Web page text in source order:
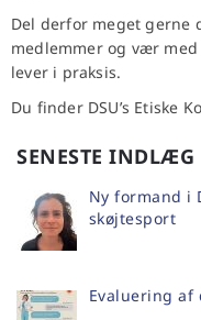
Del derfor meget gerne
medlemmer og vær
lever i praksis.
Du finder DSU’s Etiske
SENESTE INDLÆG
Ny formand i
skøjtesport
Evaluering af